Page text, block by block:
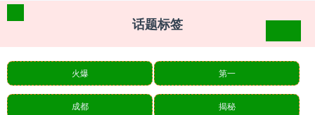
话题标签
火爆 第一
成都 揭秘